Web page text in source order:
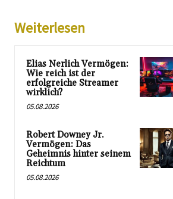
Weiterlesen
Elias Nerlich Vermögen:
Wie reich ist der
erfolgreiche Streamer
wirklich?
05.08.2026
Robert Downey Jr.
Vermögen: Das
Geheimnis hinter seinem
Reichtum
05.08.2026